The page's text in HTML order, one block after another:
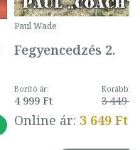
Paul Wade
Fegyencedzés 2.
Borító ár:
4 999 Ft
Korábbi
3 449 Ft
Online ár: 3 649 Ft